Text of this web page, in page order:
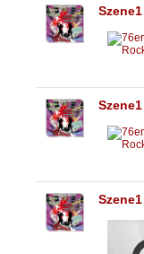
Szene1
Szene1
Szene1